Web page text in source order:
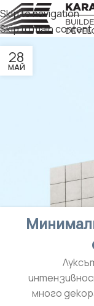
Skip to navigation
Skip to main content
28
МАЙ
много